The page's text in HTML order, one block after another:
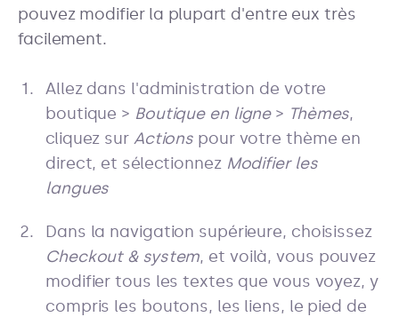
pouvez modifier la plupart d'entre eux très
facilement.
Allez dans l'administration de votre
boutique > Boutique en ligne> Thèmes,
cliquez sur Actions pour votre thème en
direct, et sélectionnez Modifier les
langues
Dans la navigation supérieure, choisissez
Checkout & system, et voilà, vous pouvez
modifier tous les textes que vous voyez, y
compris les boutons, les liens, le pied de